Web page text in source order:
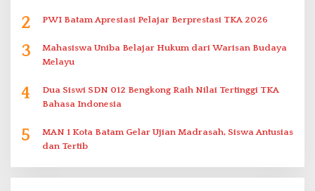
2 PWI Batam Apresiasi Pelajar Berprestasi TKA 2026
3
Mahasiswa Uniba Belajar Hukum dari Warisan Budaya
Melayu
4
Dua Siswi SDN 012 Bengkong Raih Nilai Tertinggi TKA
Bahasa Indonesia
5
MAN 1 Kota Batam Gelar Ujian Madrasah, Siswa Antusias
dan Tertib